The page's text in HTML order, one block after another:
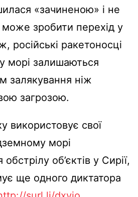
«зачиненою» і не
може зробити перехід у
російські ракетоносці
морі залишаються
залякування ніж
загрозою.
використовує свої
морі
об’єктів у Сирії,
ще одного диктатора